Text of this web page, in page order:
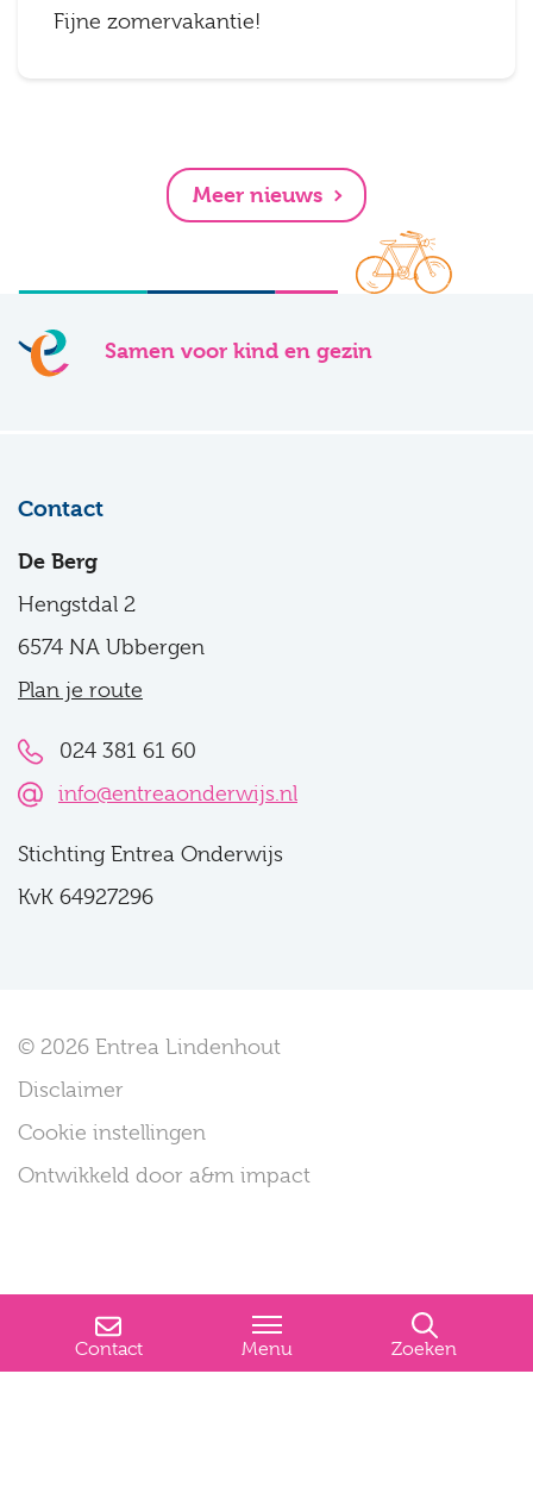
Fijne zomervakantie!
Meer nieuws
Samen voor kind en gezin
Contact
De Berg
Hengstdal 2
6574 NA Ubbergen
Plan je route
024 381 61 60
info@entreaonderwijs.nl
Stichting Entrea Onderwijs
KvK 64927296
© 2026 Entrea Lindenhout
Disclaimer
Cookie instellingen
Ontwikkeld door a&m impact
Contact Menu Zoeken